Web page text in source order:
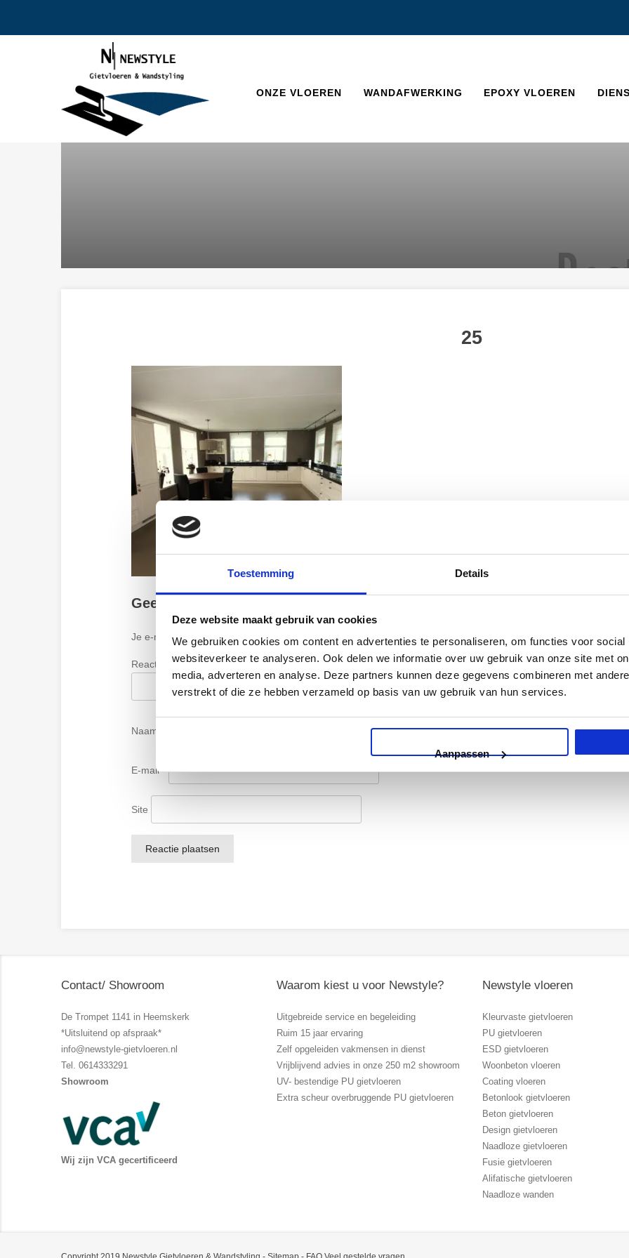
Toestemming Details
Deze website maakt gebruik van cookies
We gebruiken cookies om content en advertenties te personaliseren, om functies voor
websiteverkeer te analyseren. Ook delen we informatie over uw gebruik van onze site met
media, adverteren en analyse. Deze partners kunnen deze gegevens combineren met
verstrekt of die ze hebben verzameld op basis van uw gebruik van hun services.
Aanpassen
ONZE VLOEREN WANDAFWERKING EPOXY VLOEREN
25
Geef een reactie
Je e-mailadres wordt niet gepubliceerd. Vereiste velden zijn gemarkeerd met*
Reactie
Naam
E-mail*
Site
Contact/ Showroom
De Trompet 1141 in Heemskerk
*Uitsluitend op afspraak*
info@newstyle-gietvloeren.nl
Tel. 0614333291
Showroom
Wij zijn VCA gecertificeerd
Waarom kiest u voor Newstyle?
Uitgebreide service en begeleiding
Ruim 15 jaar ervaring
Zelf opgeleiden vakmensen in dienst
Vrijblijvend advies in onze 250 m2 showroom
UV- bestendige PU gietvloeren
Extra scheur overbruggende PU gietvloeren
Newstyle vloeren
Kleurvaste gietvloeren
PU gietvloeren
ESD gietvloeren
Woonbeton vloeren
Coating vloeren
Betonlook gietvloeren
Beton gietvloeren
Design gietvloeren
Naadloze gietvloeren
Fusie gietvloeren
Alifatische gietvloeren
Naadloze wanden